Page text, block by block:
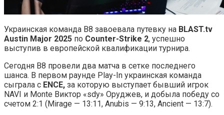
Украинская команда B8 завоевала путевку на BLAST.tv
Austin Major 2025 по Counter-Strike 2, успешно
выступив в европейской квалификации турнира.
Сегодня B8 провели два матча в сетке последнего
шанса. В первом раунде Play-In украинская команда
сыграла с ENCE, за которую выступает бывший игрок
NAVI и Monte Виктор «sdy» Оруджев, и добыла победу со
счетом 2:1 (Mirage — 13:11, Anubis — 9:13, Ancient — 13:7).